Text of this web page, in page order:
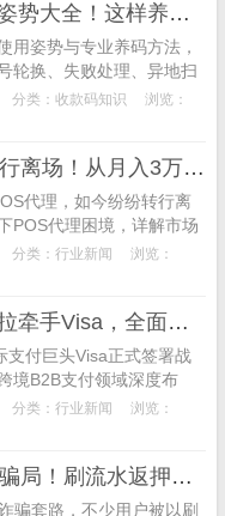
收款码正确使用姿势大全！这样养码，远离风控不废码
用姿势与专业养码方法，
轮换、失败处理、异地扫
操技巧，手把手教你避免
金冻结，让码牌长期稳定
分类： 收款码知识
浏览：
POS代理大批转行离场！从月入3万躺赚到亏本扛压，支付行业彻底洗牌
代理，如今纷纷转行离
POS代理困境，详解市场
收割、价格内卷四大核心
牌逻辑与代理转型方向，
分类： 行业新闻
浏览：
重磅合作！拉卡拉牵手Visa，全面升级跨境B2B数字化支付
支付巨头Visa正式签署战
境B2B支付领域深度布
结算周期长、透明度低、
依托BPSP模式整合全球
外贸企业提升资金流转效
系。
分类： 行业新闻
浏览：
央视曝光POS机骗局！刷流水返押金新型诈骗，已有数千人中招
骗套路，不少用户被以刷